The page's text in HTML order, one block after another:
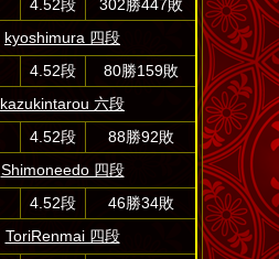
4.52段
302勝447敗
kyoshimura 四段
4.52段
80勝159敗
kazukintarou 六段
4.52段
88勝92敗
Shimoneedo 四段
4.52段
46勝34敗
ToriRenmai 四段